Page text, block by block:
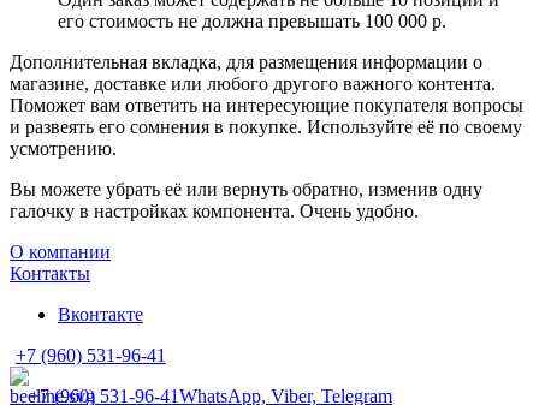
его стоимость не должна превышать 100 000 р.
Дополнительная вкладка, для размещения информации о
магазине, доставке или любого другого важного контента.
Поможет вам ответить на интересующие покупателя вопросы
и развеять его сомнения в покупке. Используйте её по своему
усмотрению.
Вы можете убрать её или вернуть обратно, изменив одну
галочку в настройках компонента. Очень удобно.
О компании
Контакты
Вконтакте
+7 (960) 531-96-41
+7 (960) 531-96-41WhatsApp, Viber, Telegram